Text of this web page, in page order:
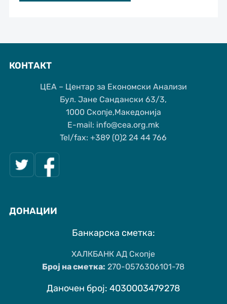
КОНТАКТ
ЦЕА – Центар за Економски Анализи
Бул. Јане Сандански 63/3,
1000 Скопје,Македонија
Е-mail: info@cea.org.mk
Tel/fax: +389 (0)2 24 44 766
ДОНАЦИИ
Банкарска сметка:
ХАЛКБАНК АД Скопје
Број на сметка: 270-0576306101-78
Даночен број: 4030003479278